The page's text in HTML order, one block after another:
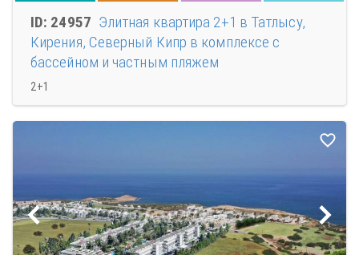
ID: 24957 Элитная квартира 2+1 в Татлысу,
Кирения, Северный Кипр в комплексе с
бассейном и частным пляжем
2+1